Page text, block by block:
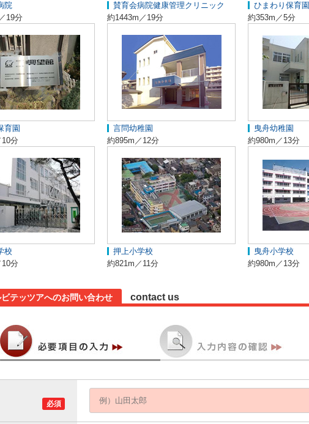
院
19分
賛育会病院健康管理クリニック
約1443m／19分
ひまわり保育園
約353m／5分
育園
分
言問幼稚園
約895m／12分
曳舟幼稚園
約980m／13分
校
分
押上小学校
約821m／11分
曳舟小学校
約980m／13分
テッツアへのお問い合わせ contact us
必須